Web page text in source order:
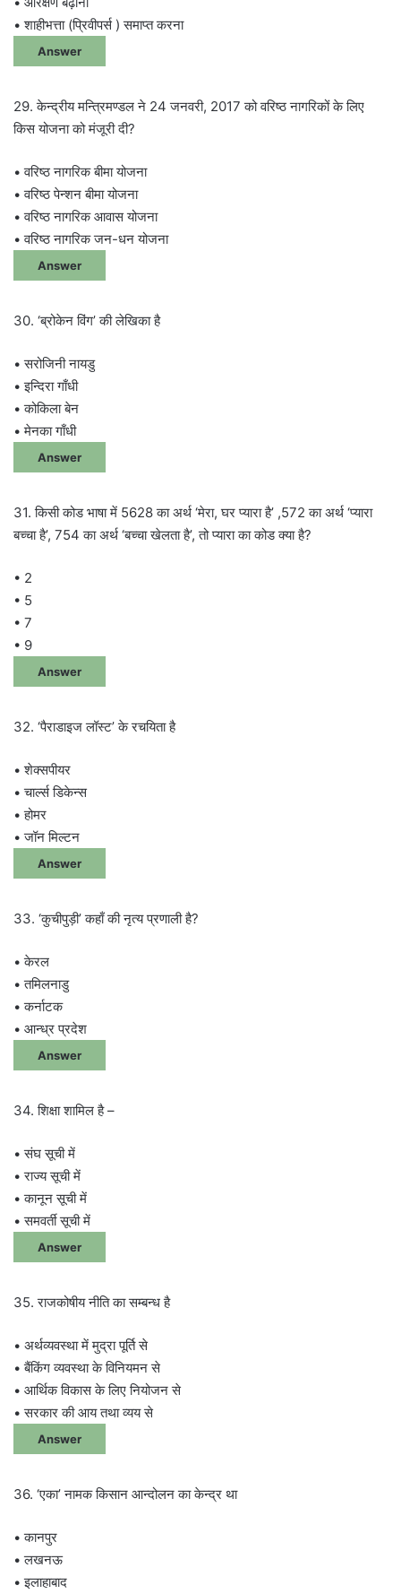
• शाहीभत्ता (प्रिवीपर्स ) समाप्त करना
Answer
29. केन्द्रीय मन्त्रिमण्डल ने 24 जनवरी, 2017 को वरिष्ठ नागरिकों के लिए
किस योजना को मंजूरी दी?
• वरिष्ठ नागरिक बीमा योजना
• वरिष्ठ पेन्शन बीमा योजना
• वरिष्ठ नागरिक आवास योजना
• वरिष्ठ नागरिक जन-धन योजना
Answer
30. ‘ब्रोकेन विंग’ की लेखिका है
• सरोजिनी नायडु
• इन्दिरा गाँधी
• कोकिला बेन
• मेनका गाँधी
Answer
31. किसी कोड भाषा में 5628 का अर्थ ‘मेरा, घर प्यारा है’ ,572 का अर्थ ‘प्यारा
बच्चा है’, 754 का अर्थ ‘बच्चा खेलता है’, तो प्यारा का कोड क्या है?
• 2
• 5
• 7
• 9
Answer
32. ‘पैराडाइज लॉस्ट’ के रचयिता है
• शेक्सपीयर
• चार्ल्स डिकेन्स
• होमर
• जॉन मिल्टन
Answer
33. ‘कुचीपुड़ी’ कहाँ की नृत्य प्रणाली है?
• केरल
• तमिलनाडु
• कर्नाटक
• आन्ध्र प्रदेश
Answer
34. शिक्षा शामिल है –
• संघ सूची में
• राज्य सूची में
• कानून सूची में
• समवर्ती सूची में
Answer
35. राजकोषीय नीति का सम्बन्ध है
• अर्थव्यवस्था में मुद्रा पूर्ति से
• बैंकिंग व्यवस्था के विनियमन से
• आर्थिक विकास के लिए नियोजन से
• सरकार की आय तथा व्यय से
Answer
36. ‘एका’ नामक किसान आन्दोलन का केन्द्र था
• कानपुर
• लखनऊ
• इलाहाबाद